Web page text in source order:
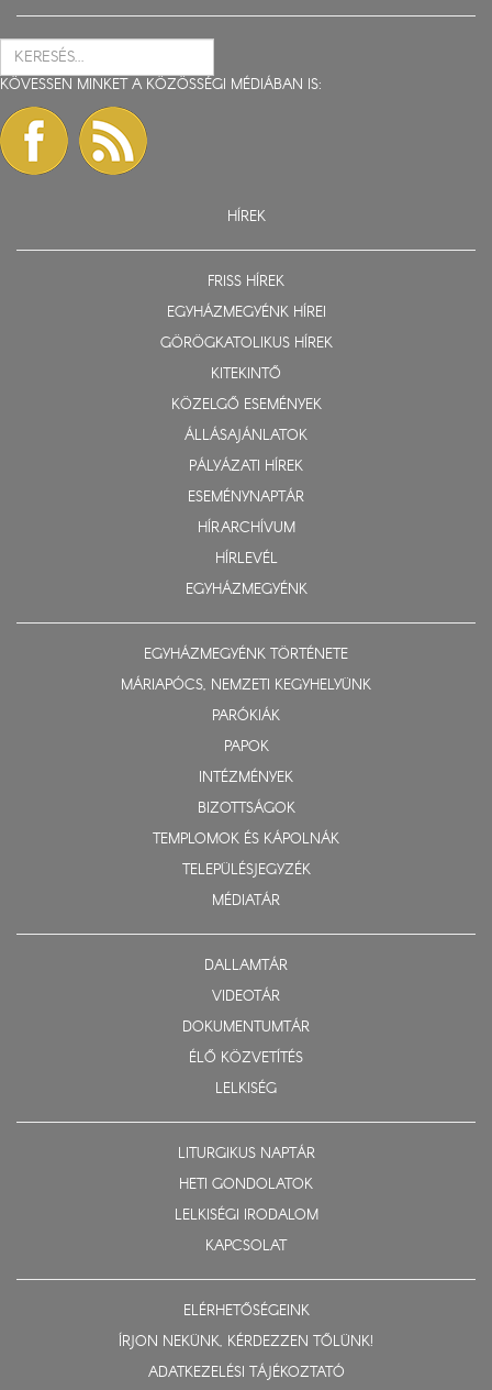
KÖVESSEN MINKET A KÖZÖSSÉGI MÉDIÁBAN IS:
HÍREK
FRISS HÍREK
EGYHÁZMEGYÉNK HÍREI
GÖRÖGKATOLIKUS HÍREK
KITEKINTŐ
KÖZELGŐ ESEMÉNYEK
ÁLLÁSAJÁNLATOK
PÁLYÁZATI HÍREK
ESEMÉNYNAPTÁR
HÍRARCHÍVUM
HÍRLEVÉL
EGYHÁZMEGYÉNK
EGYHÁZMEGYÉNK TÖRTÉNETE
MÁRIAPÓCS, NEMZETI KEGYHELYÜNK
PARÓKIÁK
PAPOK
INTÉZMÉNYEK
BIZOTTSÁGOK
TEMPLOMOK ÉS KÁPOLNÁK
TELEPÜLÉSJEGYZÉK
MÉDIATÁR
DALLAMTÁR
VIDEOTÁR
DOKUMENTUMTÁR
ÉLŐ KÖZVETÍTÉS
LELKISÉG
LITURGIKUS NAPTÁR
HETI GONDOLATOK
LELKISÉGI IRODALOM
KAPCSOLAT
ELÉRHETŐSÉGEINK
ÍRJON NEKÜNK, KÉRDEZZEN TŐLÜNK!
ADATKEZELÉSI TÁJÉKOZTATÓ